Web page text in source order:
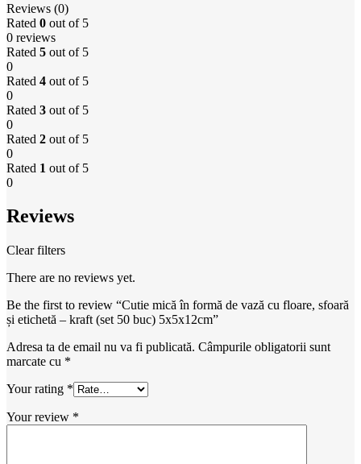
Reviews (0)
Rated 0 out of 5
0 reviews
Rated 5 out of 5
0
Rated 4 out of 5
0
Rated 3 out of 5
0
Rated 2 out of 5
0
Rated 1 out of 5
0
Reviews
Clear filters
There are no reviews yet.
Be the first to review “Cutie mică în formă de vază cu floare, sfoară
și etichetă – kraft (set 50 buc) 5x5x12cm”
Adresa ta de email nu va fi publicată. Câmpurile obligatorii sunt
marcate cu *
Your rating *
Your review *